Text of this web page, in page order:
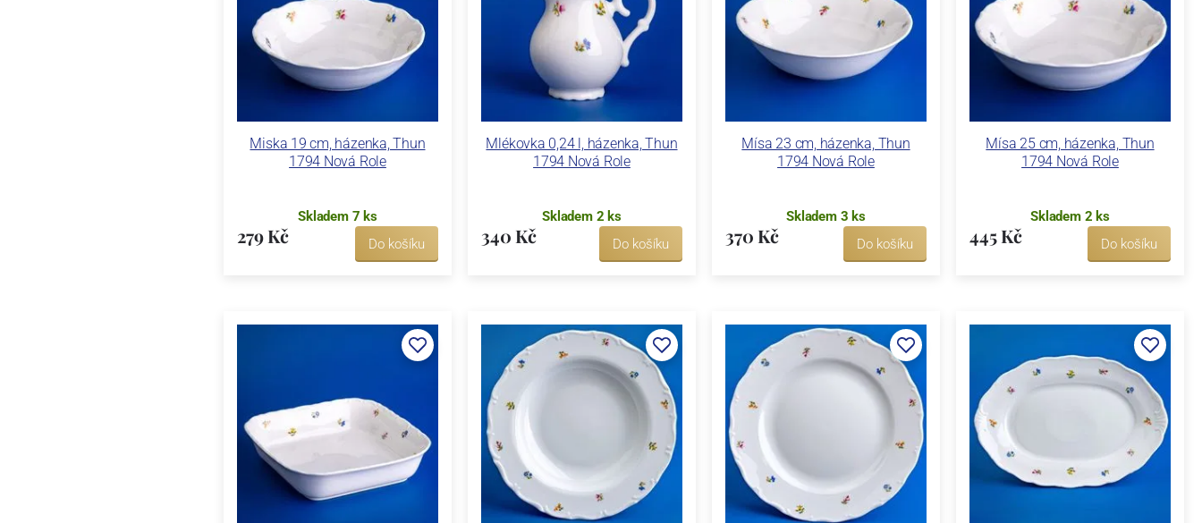
Miska 19 cm, házenka, Thun
1794 Nová Role
Skladem 7 ks
279 Kč Do košíku
Mlékovka 0,24 l, házenka, Thun
1794 Nová Role
Skladem 2 ks
340 Kč Do košíku
Mísa 23 cm, házenka, Thun
1794 Nová Role
Skladem 3 ks
370 Kč Do košíku
Mísa 25 cm, házenka, Thun
1794 Nová Role
Skladem 2 ks
445 Kč Do košíku